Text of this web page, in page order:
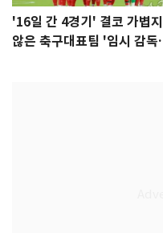
'16일 간 4경기' 결코 가볍지
않은 축구대표팀 '임시 감독'